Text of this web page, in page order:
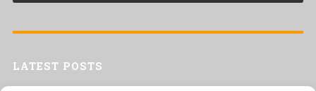
LATEST POSTS